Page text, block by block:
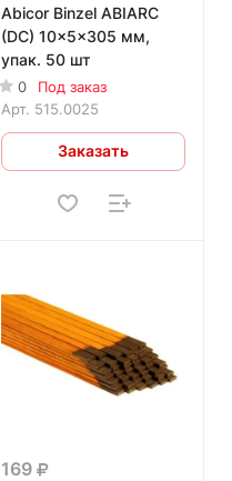
Abicor Binzel ABIARC
(DC) 10x5x305 мм,
упак. 50 шт
0
Под заказ
Арт. 515.0025
Заказать
169